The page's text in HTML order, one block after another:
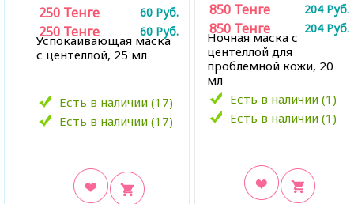
Успокаивающая маска
с центеллой, 25 мл
Есть в наличии (17)
250 Тенге 60 Руб.
Есть в наличии (17)
250 Тенге 60 Руб.
Ночная маска с
центеллой для
проблемной кожи, 20
мл
Есть в наличии (1)
850 Тенге 204 Руб.
Есть в наличии (1)
850 Тенге 204 Руб.